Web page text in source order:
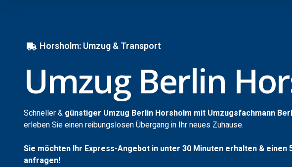
Horsholm: Umzug & Transport
Umzug Berlin
Schneller & günstiger Umzug Berlin Horsholm mit Umzugsfachmann
erleben Sie einen reibungslosen Übergang in Ihr neues Zuhause.
Sie möchten Ihr Express-Angebot in unter 30 Minuten erhalten & einen
anfragen!